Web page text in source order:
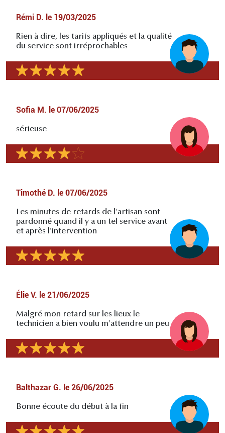
Rémi D. le 19/03/2025
Rien à dire, les tarifs appliqués et la qualité
du service sont irréprochables
Sofia M. le 07/06/2025
sérieuse
Timothé D. le 07/06/2025
Les minutes de retards de l'artisan sont
pardonné quand il y a un tel service avant
et après l'intervention
Élie V. le 21/06/2025
Malgré mon retard sur les lieux le
technicien a bien voulu m'attendre un peu
Balthazar G. le 26/06/2025
Bonne écoute du début à la fin